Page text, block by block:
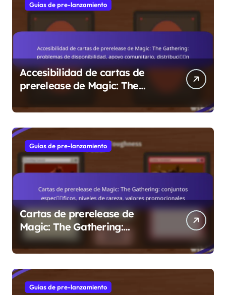
Guías de pre-lanzamiento
Accesibilidad de cartas de
prerelease de Magic: The
disponibilidad, apoyo
comunitario, distribución
Guías de pre-lanzamiento
Cartas de prerelease de
Magic: The Gathering:
conjuntos específicos, niveles
de rareza, valores
promocionales
Guías de pre-lanzamiento